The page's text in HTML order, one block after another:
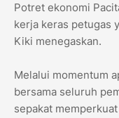
Potret ekonomi
kerja keras petugas
Kiki menegaskan.
​Melalui momentum
bersama seluruh
sepakat